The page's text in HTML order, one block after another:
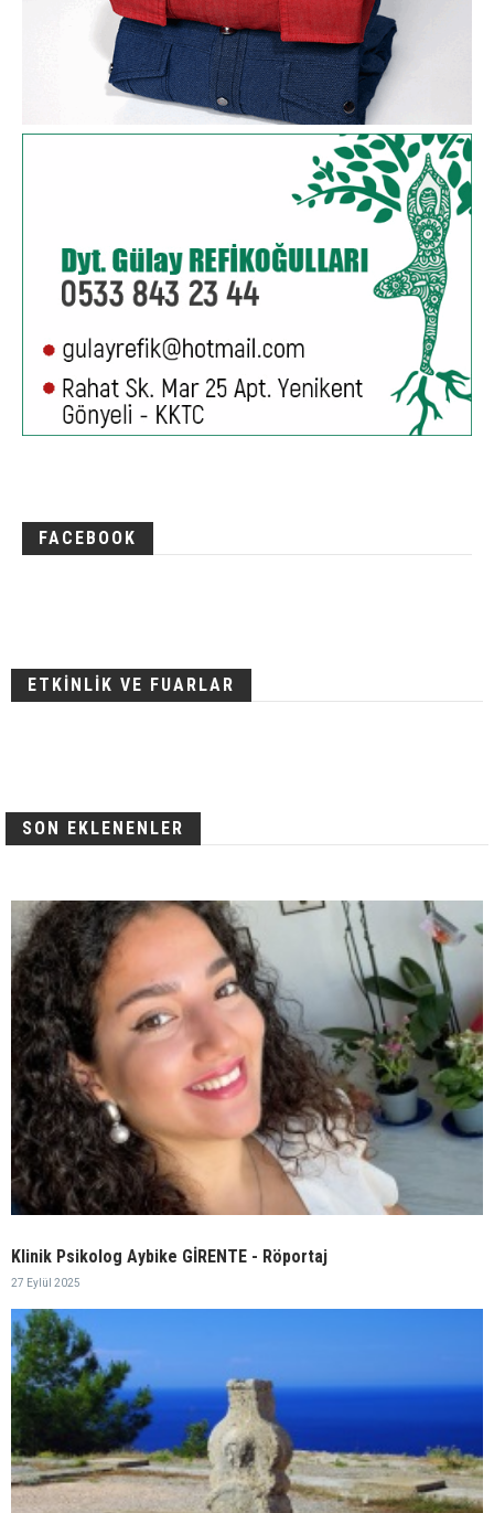
FACEBOOK
ETKİNLİK VE FUARLAR
SON EKLENENLER
Klinik Psikolog Aybike GİRENTE - Röportaj
27 Eylül 2025